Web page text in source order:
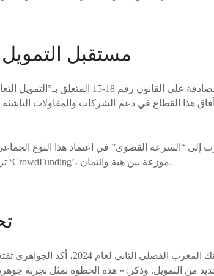
مستقبل
بعد سنوات من المصادقة على القانون
هذا القطاع في دعم الشركات والمقاولات
إلى “السرعة القصوى” في اعتماد هذا النوع
تراخيص حتى الآن لشركات التمويل التعاوني ‘CrowdFunding’، موزعة بين هبة وائتمان.
وفي اجتماع مجلس بنك المغرب
من التمويل. وذكر: « هذه الخطوة تمثل تجربة